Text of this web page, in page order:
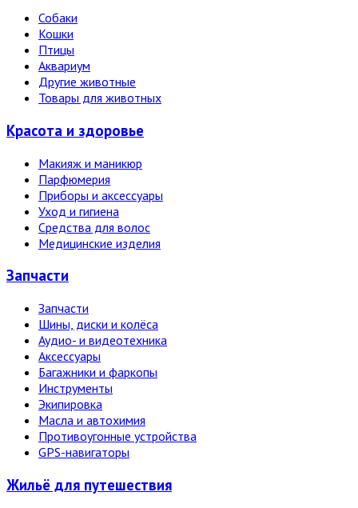
Собаки
Кошки
Птицы
Аквариум
Другие животные
Товары для животных
Красота и здоровье
Макияж и маникюр
Парфюмерия
Приборы и аксессуары
Уход и гигиена
Средства для волос
Медицинские изделия
Запчасти
Запчасти
Шины, диски и колёса
Аудио- и видеотехника
Аксессуары
Багажники и фаркопы
Инструменты
Экипировка
Масла и автохимия
Противоугонные устройства
GPS-навигаторы
Жильё для путешествия